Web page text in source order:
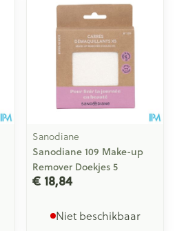
Sanodiane
Sanodiane 109 Make-up
Remover Doekjes 5
€ 18,84
Niet beschikbaar